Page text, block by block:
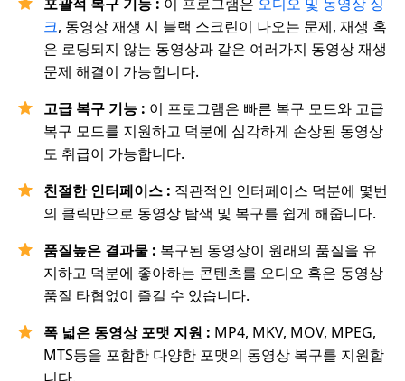
크, 동영상 재생 시 블랙 스크린이 나오는 문제, 재생 혹
은 로딩되지 않는 동영상과 같은 여러가지 동영상 재생
문제 해결이 가능합니다.
고급 복구 기능 : 이 프로그램은 빠른 복구 모드와 고급
복구 모드를 지원하고 덕분에 심각하게 손상된 동영상
도 취급이 가능합니다.
친절한 인터페이스 : 직관적인 인터페이스 덕분에 몇번
의 클릭만으로 동영상 탐색 및 복구를 쉽게 해줍니다.
품질높은 결과물 : 복구된 동영상이 원래의 품질을 유
지하고 덕분에 좋아하는 콘텐츠를 오디오 혹은 동영상
품질 타협없이 즐길 수 있습니다.
폭 넓은 동영상 포맷 지원 : MP4, MKV, MOV, MPEG,
MTS등을 포함한 다양한 포맷의 동영상 복구를 지원합